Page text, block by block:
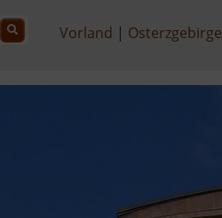
Vorland Osterzgebirge